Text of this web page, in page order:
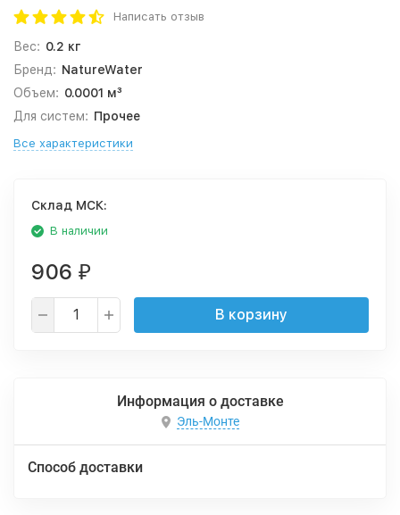
Написать отзыв
Вес: 0.2 кг
Бренд: NatureWater
Объем: 0.0001 м³
Для систем: Прочее
Все характеристики
Cклад МСК:
В наличии
906 ₽
В корзину
Информация о доставке
Эль-Монте
Способ доставки